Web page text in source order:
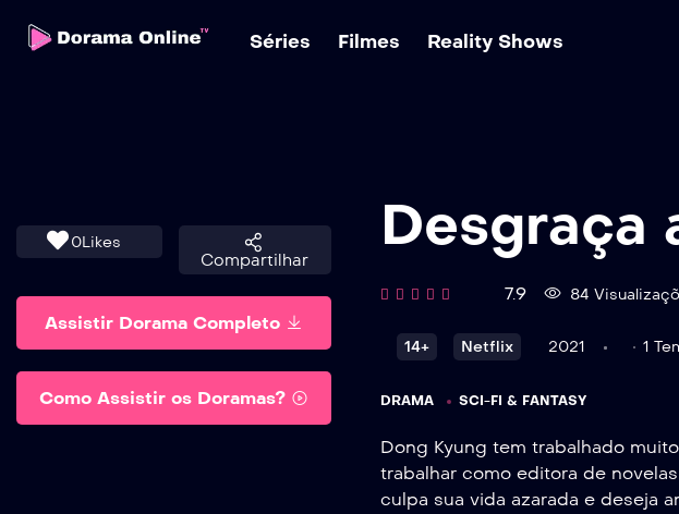
Séries Filmes Reality Shows
0Likes
Compartilhar
Assistir Dorama Completo
Como Assistir os Doramas?
Desgraça
7.9 84
14+ Netflix 2021 1
DRAMA SCI-FI & FANTASY
Dong Kyung tem trabalhado
trabalhar como editora de
culpa sua vida azarada e deseja